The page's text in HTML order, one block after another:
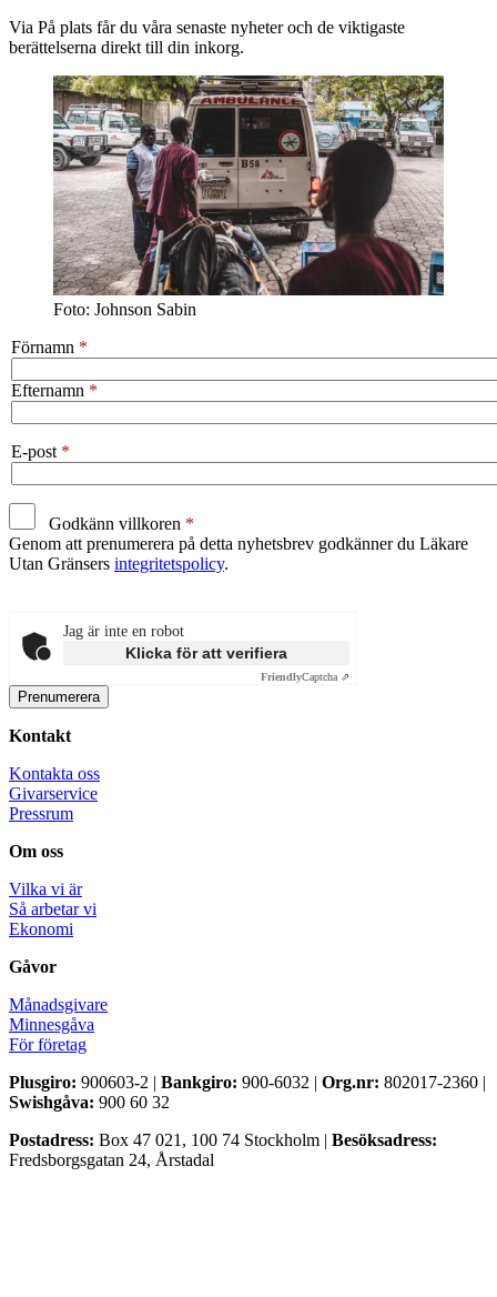
Via På plats får du våra senaste nyheter och de viktigaste
berättelserna direkt till din inkorg.
Foto: Johnson Sabin
Förnamn
Efternamn
E-post
Godkänn villkoren
Genom att prenumerera på detta nyhetsbrev godkänner du Läkare
Utan Gränsers integritetspolicy.
Jag är inte en robot
Klicka för att verifiera
FriendlyCaptcha ⇗
Kontakt
Kontakta oss
Givarservice
Pressrum
Om oss
Vilka vi är
Så arbetar vi
Ekonomi
Gåvor
Månadsgivare
Minnesgåva
För företag
Plusgiro: 900603-2 | Bankgiro: 900-6032 | Org.nr: 802017-2360 |
Swishgåva: 900 60 32
Postadress: Box 47 021, 100 74 Stockholm | Besöksadress:
Fredsborgsgatan 24, Årstadal